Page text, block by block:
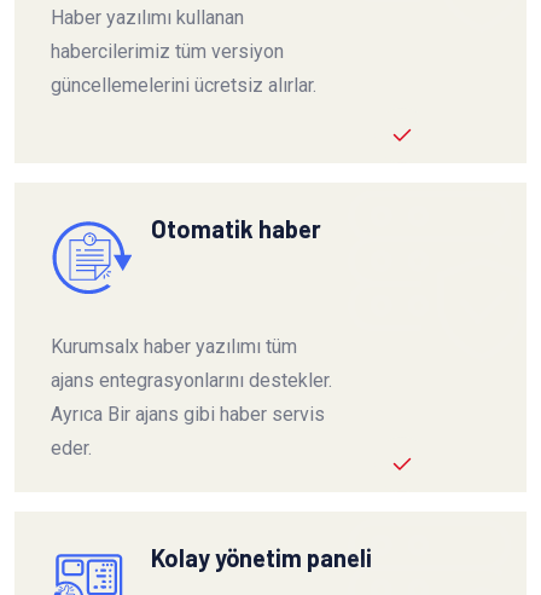
Haber yazılımı kullanan
habercilerimiz tüm versiyon
güncellemelerini ücretsiz alırlar.
Otomatik haber
Kurumsalx haber yazılımı tüm
ajans entegrasyonlarını destekler.
Ayrıca Bir ajans gibi haber servis
eder.
Kolay yönetim paneli